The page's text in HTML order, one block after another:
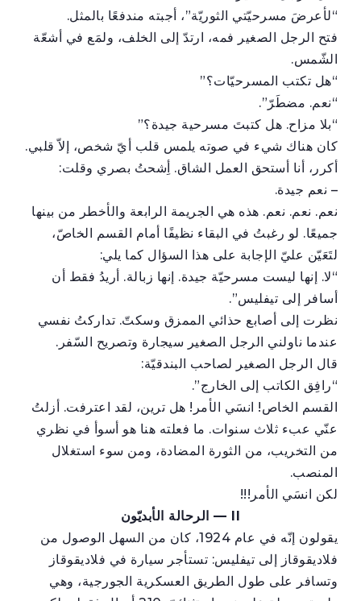
“لأعرضَ مسرحيّتي الثوريّة”، أجبته مندفعًا بالمثل.
فتح الرجل الصغير فمه، ارتدّ إلى الخلف، ولمَع في أشعّة
الشّمس.
“هل تكتب المسرحيّات؟”
“نعم. مضطَرّ”.
“بلا مزاح. هل كتبتَ مسرحية جيدة؟”
كان هناك شيء في صوته يلمس قلب أيّ شخص، إلاّ قلبي.
أكرر، أنا أستحق العمل الشاق. أِشحتُ بصري وقلت:
– نعم جيدة.
نعم. نعم. نعم. هذه هي الجريمة الرابعة والأخطر من بينها
جميعًا. لو رغبتُ في البقاء نظيفًا أمام القسم الخاصّ،
لتَعَيّن عليّ الإجابة على هذا السؤال كما يلي:
“لا. إنها ليست مسرحيّة جيدة. إنها زبالة. أريدُ فقط أن
أسافر إلى تيفليس”.
نظرت إلى أصابع حذائي الممزق وسكتّ. تداركتُ نفسي
عندما ناولني الرجل الصغير سيجارة وتصريح السّفر.
قال الرجل الصغير لصاحب البندقيّة:
“رافِق الكاتب إلى الخارج”.
القسم الخاص! انسَي الأمر! هل ترين، لقد اعترفت. أزلتُ
عنّي عبء ثلاث سنوات. ما فعلته هنا هو أسوأ في نظري
من التخريب، من الثورة المضادة، ومن سوء استغلال
المنصب.
لكن انسَي الأمر!!!
II —
الرحالة الأبديّون
يقولون إنّه في عام 1924، كان من السهل الوصول من
فلاديقوقاز إلى تيفليس: تستأجر سيارة في فلاديقوقاز
وتسافر على طول الطريق العسكرية الجورجية، وهي